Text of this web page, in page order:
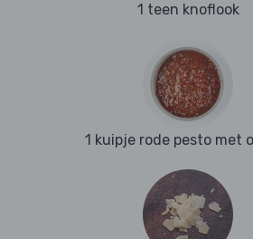
1 teen knoflook
1 kuipje rode pesto met